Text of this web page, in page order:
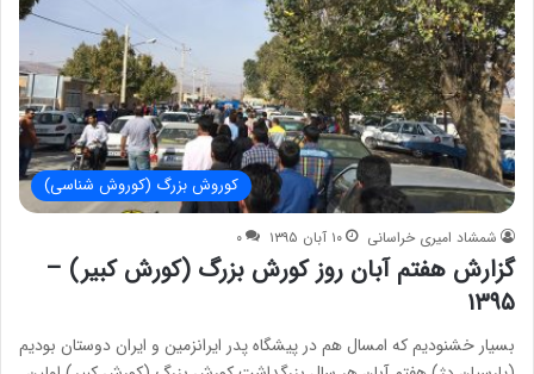
کوروش بزرگ (کوروش شناسی)
شمشاد امیری خراسانی ۱۰ آبان ۱۳۹۵ ۰
گزارش هفتم آبان روز کورش بزرگ (کورش کبیر) –
۱۳۹۵
بسیار خشنودیم که امسال هم در پیشگاه پدر ایرانزمین و ایران دوستان بودیم